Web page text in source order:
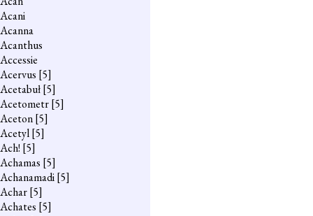
Acani
Acanna
Acanthus
Accessie
Acervus [5]
Acetabuł[5]
Acetometr[5]
Aceton[5]
Acetyl[5]
Ach! [5]
Achamas [5]
Achanamadi[5]
Achar[5]
Achates [5]